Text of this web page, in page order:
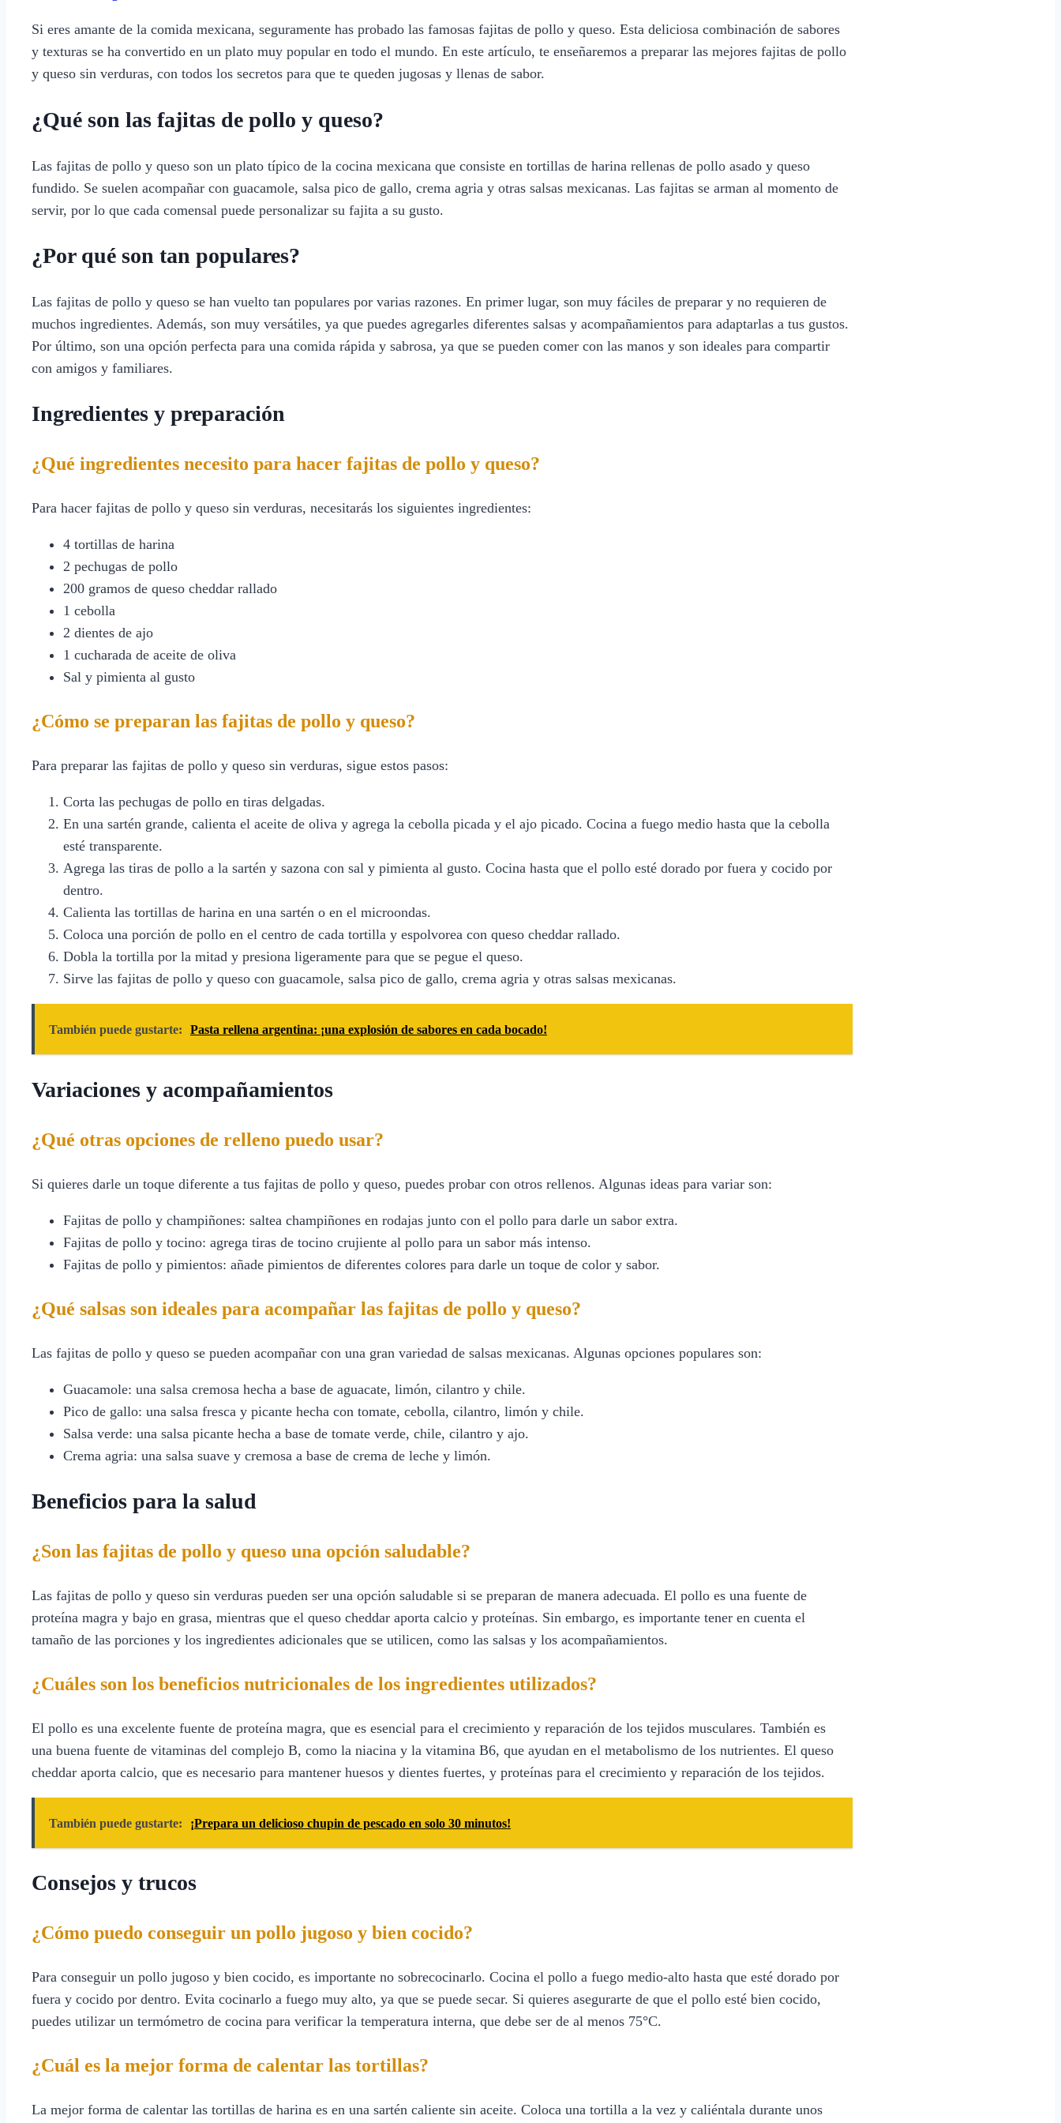
Si eres amante de la comida mexicana, seguramente has probado las famosas fajitas de pollo y queso. Esta deliciosa combinación de sabores
y texturas se ha convertido en un plato muy popular en todo el mundo. En este artículo, te enseñaremos a preparar las mejores fajitas de pollo
y queso sin verduras, con todos los secretos para que te queden jugosas y llenas de sabor.
¿Qué son las fajitas de pollo y queso?
Las fajitas de pollo y queso son un plato típico de la cocina mexicana que consiste en tortillas de harina rellenas de pollo asado y queso
fundido. Se suelen acompañar con guacamole, salsa pico de gallo, crema agria y otras salsas mexicanas. Las fajitas se arman al momento de
servir, por lo que cada comensal puede personalizar su fajita a su gusto.
¿Por qué son tan populares?
Las fajitas de pollo y queso se han vuelto tan populares por varias razones. En primer lugar, son muy fáciles de preparar y no requieren de
muchos ingredientes. Además, son muy versátiles, ya que puedes agregarles diferentes salsas y acompañamientos para adaptarlas a tus gustos.
Por último, son una opción perfecta para una comida rápida y sabrosa, ya que se pueden comer con las manos y son ideales para compartir
con amigos y familiares.
Ingredientes y preparación
¿Qué ingredientes necesito para hacer fajitas de pollo y queso?
Para hacer fajitas de pollo y queso sin verduras, necesitarás los siguientes ingredientes:
4 tortillas de harina
2 pechugas de pollo
200 gramos de queso cheddar rallado
1 cebolla
2 dientes de ajo
1 cucharada de aceite de oliva
Sal y pimienta al gusto
¿Cómo se preparan las fajitas de pollo y queso?
Para preparar las fajitas de pollo y queso sin verduras, sigue estos pasos:
Corta las pechugas de pollo en tiras delgadas.
En una sartén grande, calienta el aceite de oliva y agrega la cebolla picada y el ajo picado. Cocina a fuego medio hasta que la cebolla
esté transparente.
Agrega las tiras de pollo a la sartén y sazona con sal y pimienta al gusto. Cocina hasta que el pollo esté dorado por fuera y cocido por
dentro.
Calienta las tortillas de harina en una sartén o en el microondas.
Coloca una porción de pollo en el centro de cada tortilla y espolvorea con queso cheddar rallado.
Dobla la tortilla por la mitad y presiona ligeramente para que se pegue el queso.
Sirve las fajitas de pollo y queso con guacamole, salsa pico de gallo, crema agria y otras salsas mexicanas.
También puede gustarte: Pasta rellena argentina: ¡una explosión de sabores en cada bocado!
Variaciones y acompañamientos
¿Qué otras opciones de relleno puedo usar?
Si quieres darle un toque diferente a tus fajitas de pollo y queso, puedes probar con otros rellenos. Algunas ideas para variar son:
Fajitas de pollo y champiñones: saltea champiñones en rodajas junto con el pollo para darle un sabor extra.
Fajitas de pollo y tocino: agrega tiras de tocino crujiente al pollo para un sabor más intenso.
Fajitas de pollo y pimientos: añade pimientos de diferentes colores para darle un toque de color y sabor.
¿Qué salsas son ideales para acompañar las fajitas de pollo y queso?
Las fajitas de pollo y queso se pueden acompañar con una gran variedad de salsas mexicanas. Algunas opciones populares son:
Guacamole: una salsa cremosa hecha a base de aguacate, limón, cilantro y chile.
Pico de gallo: una salsa fresca y picante hecha con tomate, cebolla, cilantro, limón y chile.
Salsa verde: una salsa picante hecha a base de tomate verde, chile, cilantro y ajo.
Crema agria: una salsa suave y cremosa a base de crema de leche y limón.
Beneficios para la salud
¿Son las fajitas de pollo y queso una opción saludable?
Las fajitas de pollo y queso sin verduras pueden ser una opción saludable si se preparan de manera adecuada. El pollo es una fuente de
proteína magra y bajo en grasa, mientras que el queso cheddar aporta calcio y proteínas. Sin embargo, es importante tener en cuenta el
tamaño de las porciones y los ingredientes adicionales que se utilicen, como las salsas y los acompañamientos.
¿Cuáles son los beneficios nutricionales de los ingredientes utilizados?
El pollo es una excelente fuente de proteína magra, que es esencial para el crecimiento y reparación de los tejidos musculares. También es
una buena fuente de vitaminas del complejo B, como la niacina y la vitamina B6, que ayudan en el metabolismo de los nutrientes. El queso
cheddar aporta calcio, que es necesario para mantener huesos y dientes fuertes, y proteínas para el crecimiento y reparación de los tejidos.
También puede gustarte: ¡Prepara un delicioso chupin de pescado en solo 30 minutos!
Consejos y trucos
¿Cómo puedo conseguir un pollo jugoso y bien cocido?
Para conseguir un pollo jugoso y bien cocido, es importante no sobrecocinarlo. Cocina el pollo a fuego medio-alto hasta que esté dorado por
fuera y cocido por dentro. Evita cocinarlo a fuego muy alto, ya que se puede secar. Si quieres asegurarte de que el pollo esté bien cocido,
puedes utilizar un termómetro de cocina para verificar la temperatura interna, que debe ser de al menos 75°C.
¿Cuál es la mejor forma de calentar las tortillas?
La mejor forma de calentar las tortillas de harina es en una sartén caliente sin aceite. Coloca una tortilla a la vez y caliéntala durante unos